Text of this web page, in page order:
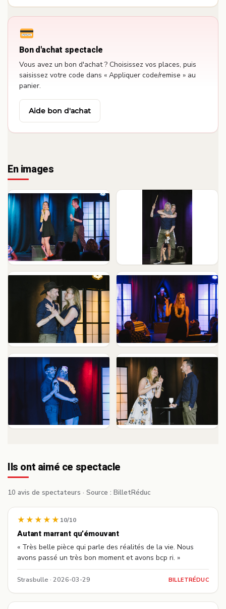
Bon d'achat spectacle
Vous avez un bon d'achat ? Choisissez vos places, puis
saisissez votre code dans « Appliquer code/remise » au
panier.
Aide bon d'achat
En images
Ils ont aimé ce spectacle
10 avis de spectateurs · Source : BilletRéduc
★★★★★ 10/10
Autant marrant qu’émouvant
« Très belle pièce qui parle des réalités de la vie. Nous
avons passé un très bon moment et avons bcp ri. »
Strasbulle · 2026-03-29 BILLETRÉDUC